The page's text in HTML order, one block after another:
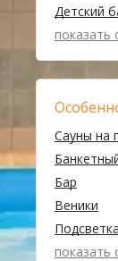
Детский
показать
Сауны на
Бар
Веники
Подсветка
показать